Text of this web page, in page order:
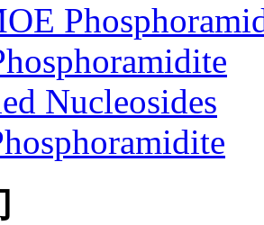
Nucleosides